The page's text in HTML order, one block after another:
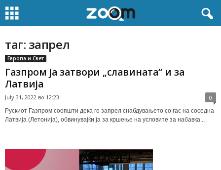
таг: запрел
Европа и Свет
Газпром ја затвори „славината“ и за
Латвија
July 31, 2022 во 12:23 0
Рускиот Газпром соопшти дека го запрел снабдувањето со гас на соседна
Латвија (Летонија), обвинувајќи ја за кршење на условите за набавка...